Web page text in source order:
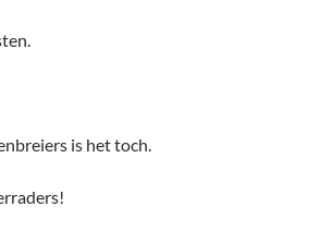
is het toch.